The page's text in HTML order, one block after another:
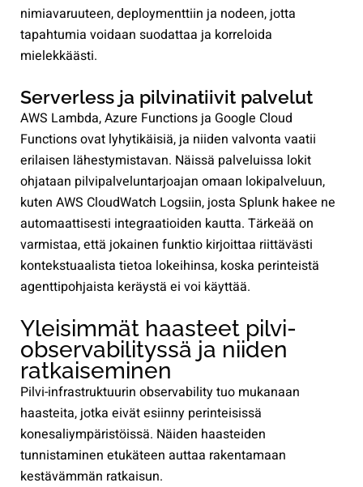
nimiavaruuteen, deploymenttiin ja nodeen, jotta
tapahtumia voidaan suodattaa ja korreloida
mielekkäästi.
Serverless ja pilvinatiivit palvelut
AWS Lambda, Azure Functions ja Google Cloud
Functions ovat lyhytikäisiä, ja niiden valvonta vaatii
erilaisen lähestymistavan. Näissä palveluissa lokit
ohjataan pilvipalveluntarjoajan omaan lokipalveluun,
kuten AWS CloudWatch Logsiin, josta Splunk hakee ne
automaattisesti integraatioiden kautta. Tärkeää on
varmistaa, että jokainen funktio kirjoittaa riittävästi
kontekstuaalista tietoa lokeihinsa, koska perinteistä
agenttipohjaista keräystä ei voi käyttää.
Yleisimmät haasteet pilvi-
observabilityssä ja niiden
ratkaiseminen
Pilvi-infrastruktuurin observability tuo mukanaan
haasteita, jotka eivät esiinny perinteisissä
konesaliympäristöissä. Näiden haasteiden
tunnistaminen etukäteen auttaa rakentamaan
kestävämmän ratkaisun.